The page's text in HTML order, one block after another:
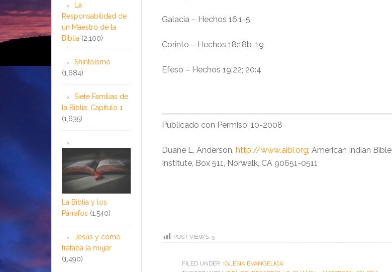
Galacia – Hechos 16:1-5
Corinto – Hechos 18:18b-19
Efeso – Hechos 19:22; 20:4
Publicado con Permiso: 10-2008
Duane L. Anderson, http://www.aibi.org; American Indian Bible
Institute, Box 511, Norwalk, CA 90651-0511
POST VIEWS: 5
FILED UNDER: IGLESIA EVANGÉLICA
La
Responsabilidad de
un Maestro de la
Biblia (2,100)
Shintoísmo
(1,684)
Siete Familias de
la Biblia: Capítulo 1
(1,635)
La Biblia y los
Párrafos (1,540)
Jesús y cómo
trataba la mujer
(1,490)